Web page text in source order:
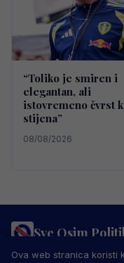
“Toliko je smiren i
elegantan, ali
istovremeno čvrst
stijena”
08/08/2026
Sve Osim
PRAVILA PRIVATNOSTI
Ova web stranica koristi